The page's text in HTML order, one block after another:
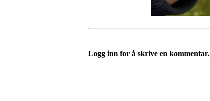
Logg inn for å skrive en kommentar.